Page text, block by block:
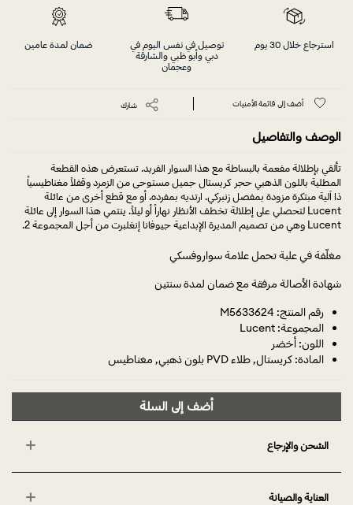
استرجاع خلال 30 يوم
توصيل في نفس اليوم في
دبي وأبو ظبي والشارقة
وعجمان
ضمان لمدة عامين
أضف إلى قائمة الأمنيات شارك
الوصف والتفاصيل
تألقي بإطلالة مفعمة بالبساطة مع هذا السوار الفريد. تستعرض هذه القطعة
المطلية باللون الذهبي حجر كريستال جميل مستوحى من الزمرد وقفلاً مغناطيسياً
ذا آلية مبتكرة مزودة بمفصل زنبركي. ارتديه بمفرده، أو مع قطع أخرى من عائلة
Lucent لتحصلي على إطلالة تخطف الأنظار نهاراً أو ليلاً. ينتمي هذا السوار إلى عائلة
Lucent وهي من تصميم المديرة الإبداعية جيوفانا إنغلبرت من أجل المجموعة 2.
مغلّفة في علبة تحمل علامة سواروفسكي
شهادة الأصالة مرفقة مع ضمان لمدة سنتين
رقم المنتج: M5633624
المجموعة: Lucent
اللون: أخضر
المادة: كريستال, طلاء PVD بلون ذهبي, مغناطيس
أضف إلى السلة
الشحن والإرجاع
العناية والصيانة